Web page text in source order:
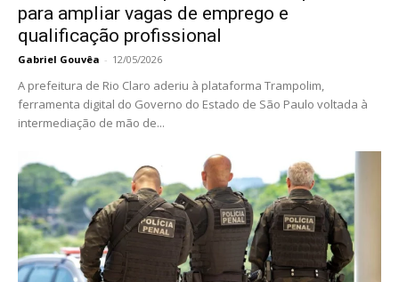
para ampliar vagas de emprego e
qualificação profissional
Gabriel Gouvêa - 12/05/2026
A prefeitura de Rio Claro aderiu à plataforma Trampolim,
ferramenta digital do Governo do Estado de São Paulo voltada à
intermediação de mão de...